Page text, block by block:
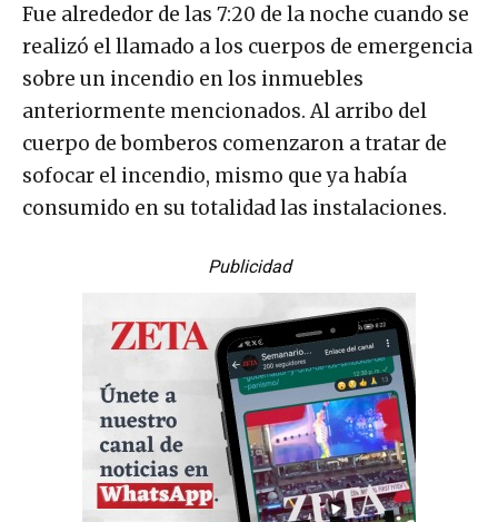
Fue alrededor de las 7:20 de la noche cuando se
realizó el llamado a los cuerpos de emergencia
sobre un incendio en los inmuebles
anteriormente mencionados. Al arribo del
cuerpo de bomberos comenzaron a tratar de
sofocar el incendio, mismo que ya había
consumido en su totalidad las instalaciones.
Publicidad